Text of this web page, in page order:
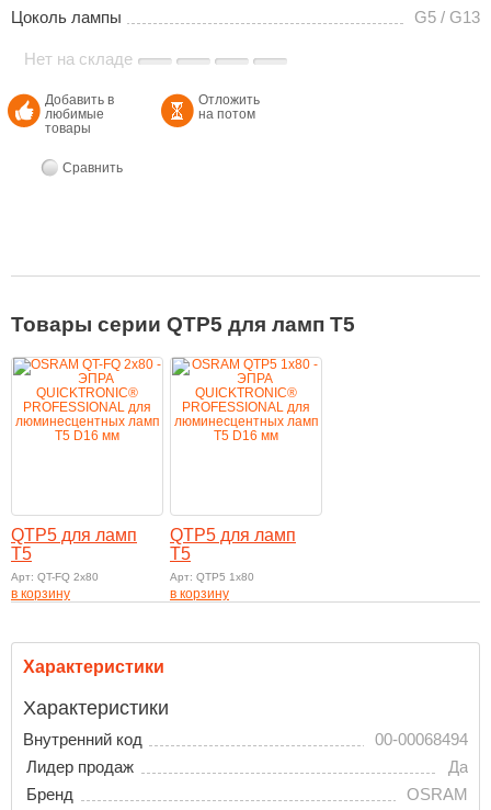
Цоколь лампы
G5 / G13
Нет на складе
Добавить в
любимые
товары
Отложить
на потом
Сравнить
Товары серии QTP5 для ламп T5
QTP5 для ламп
T5
Арт: QT-FQ 2x80
в корзину
QTP5 для ламп
T5
Арт: QTP5 1x80
в корзину
Характеристики
Характеристики
Внутренний код
00-00068494
Лидер продаж
Да
Бренд
OSRAM